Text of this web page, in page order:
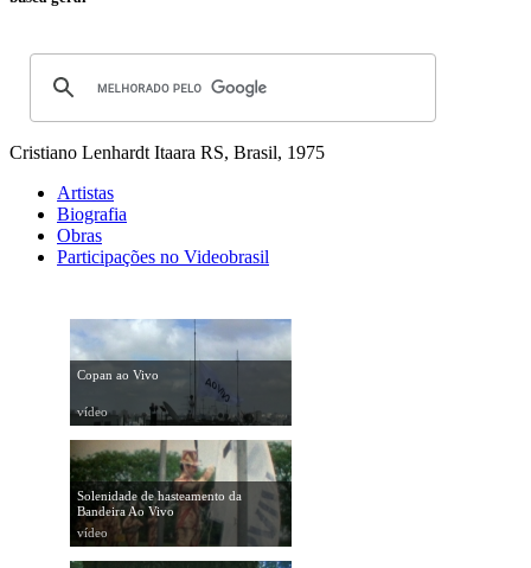
Cristiano Lenhardt Itaara RS, Brasil, 1975
Artistas
Biografia
Obras
Participações no Videobrasil
Copan ao Vivo
vídeo
Solenidade de hasteamento da
Bandeira Ao Vivo
vídeo